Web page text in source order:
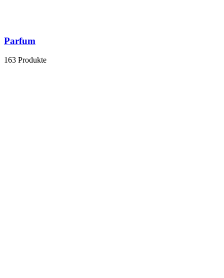
Parfum
163 Produkte